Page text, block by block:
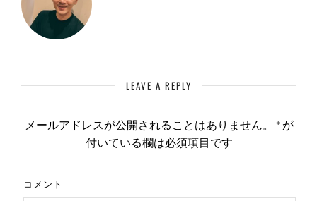
LEAVE A REPLY
メールアドレスが公開されることはありません。 * が
付いている欄は必須項目です
コメント